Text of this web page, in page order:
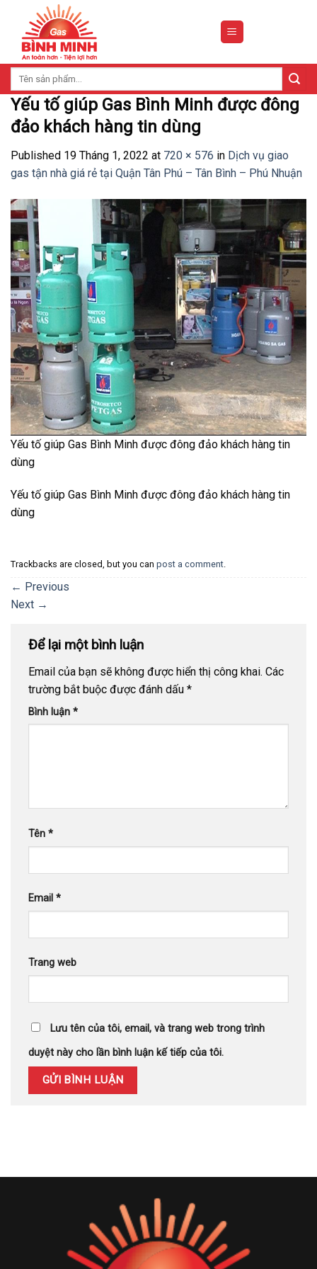
content
Yếu tố giúp Gas Bình Minh được đông
đảo khách hàng tin dùng
Published 19 Tháng 1, 2022 at 720 × 576 in Dịch vụ giao
gas tận nhà giá rẻ tại Quận Tân Phú – Tân Bình – Phú Nhuận
Yếu tố giúp Gas Bình Minh được đông đảo khách hàng tin
dùng
Yếu tố giúp Gas Bình Minh được đông đảo khách hàng tin
dùng
Trackbacks are closed, but you can post a comment.
← Previous
Next →
Để lại một bình luận
Email của bạn sẽ không được hiển thị công khai. Các
trường bắt buộc được đánh dấu *
Bình luận *
Tên *
Email *
Trang web
Lưu tên của tôi, email, và trang web trong trình
duyệt này cho lần bình luận kế tiếp của tôi.